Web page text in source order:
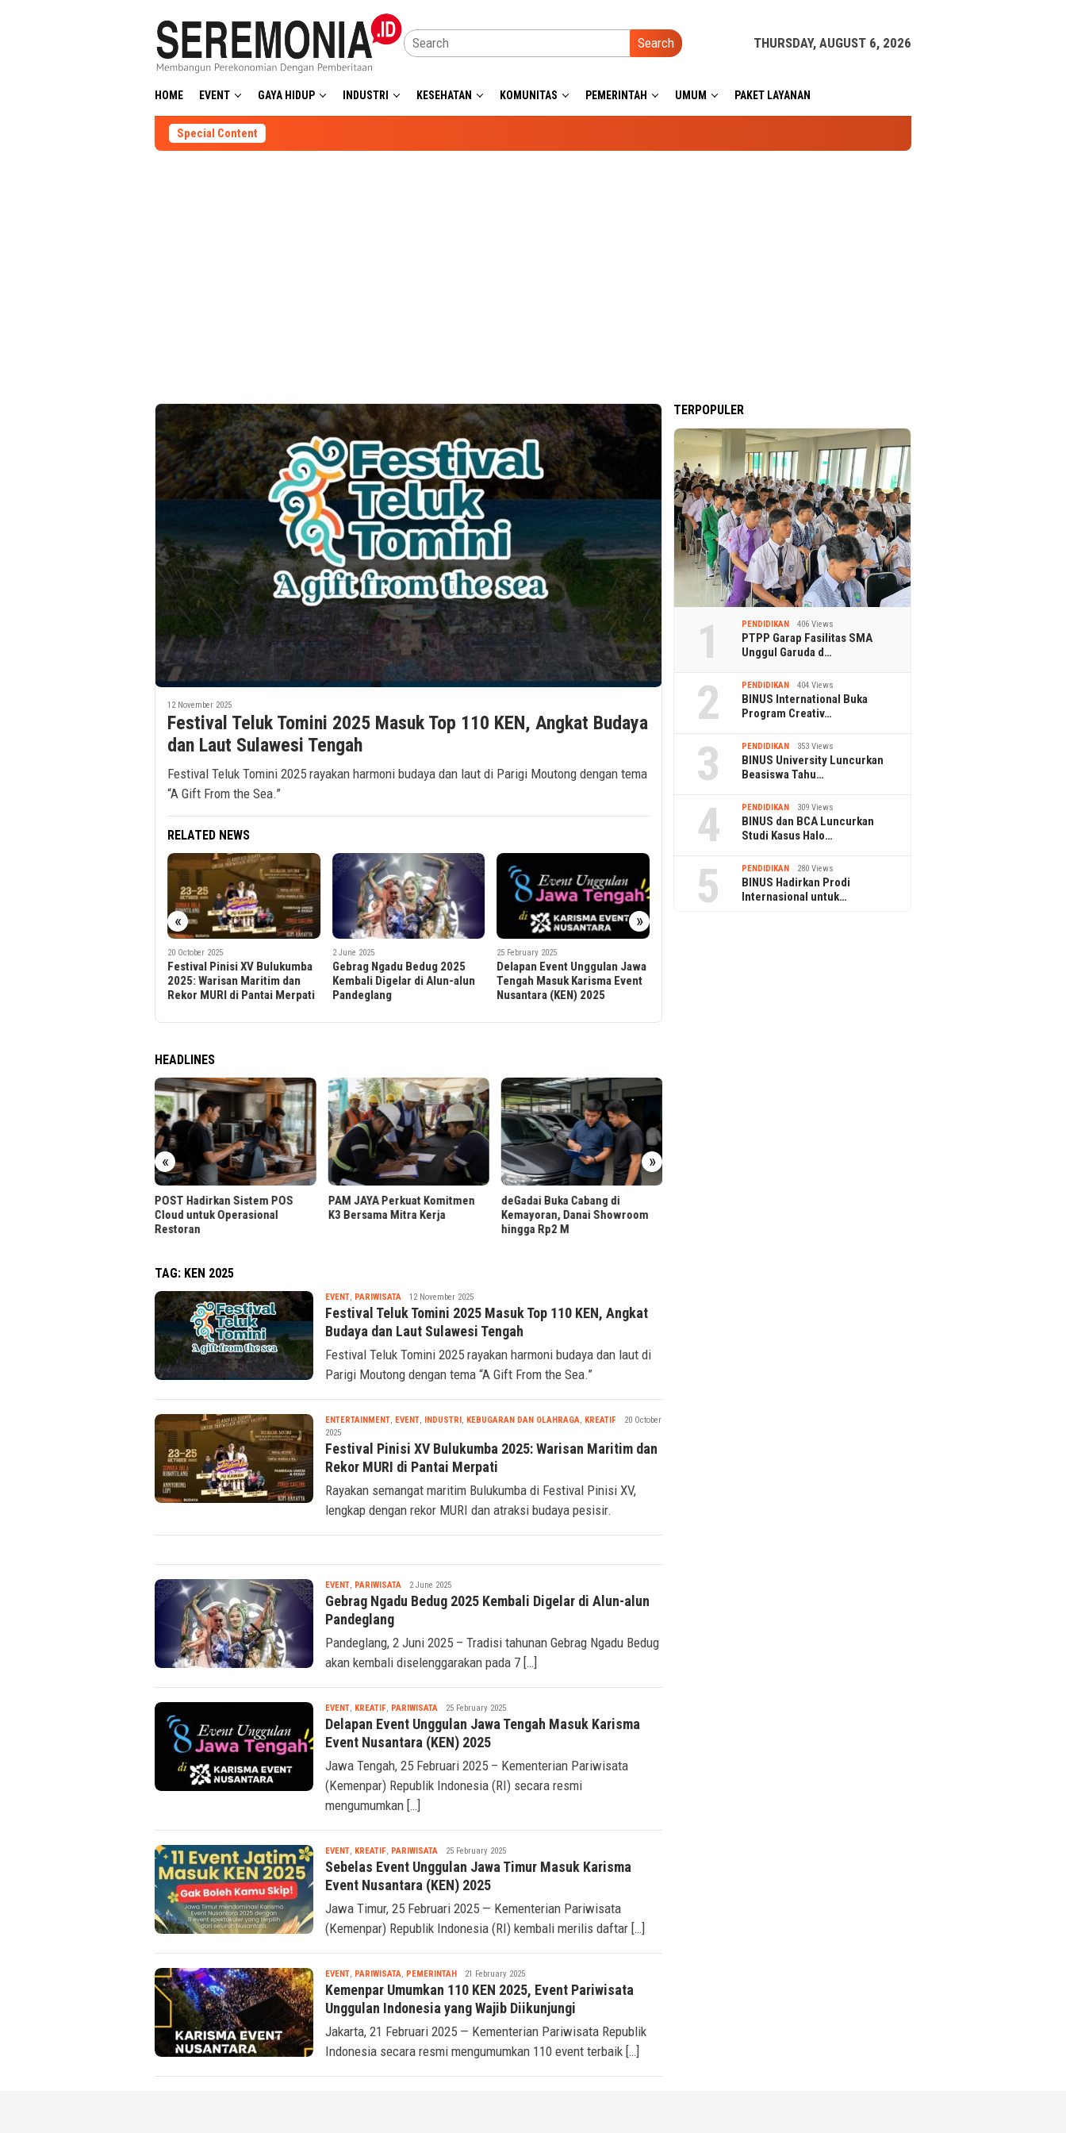
Search THURSDAY, AUGUST 6, 2026
HOME EVENT GAYA HIDUP INDUSTRI KESEHATAN KOMUNITAS PEMERINTAH UMUM PAKET LAYANAN
Special Content
12 November 2025
Festival Teluk Tomini 2025 Masuk Top 110 KEN, Angkat Budaya
dan Laut Sulawesi Tengah
Festival Teluk Tomini 2025 rayakan harmoni budaya dan laut di Parigi Moutong dengan tema
“A Gift From the Sea.”
RELATED NEWS
« »
2 June 2025
Gebrag Ngadu Bedug 2025
Kembali Digelar di Alun-alun
Pandeglang
25 February 2025
Delapan Event Unggulan Jawa
Tengah Masuk Karisma Event
Nusantara (KEN) 2025
25 February 2025
Sebelas Event Unggulan Jawa
Timur Masuk Karisma Event
Nusantara (KEN) 2025
HEADLINES
« »
PAM JAYA Perkuat Komitmen
K3 Bersama Mitra Kerja
deGadai Buka Cabang di
Kemayoran, Danai Showroom
Arus Barang Pelindo Multi
Terminal Tanjung Emas Naik
13%
TAG: KEN 2025
EVENT, PARIWISATATsaqif
Ridwan
12 November 2025
Festival Teluk Tomini 2025 Masuk Top 110 KEN, Angkat
Budaya dan Laut Sulawesi Tengah
Festival Teluk Tomini 2025 rayakan harmoni budaya dan laut di
Parigi Moutong dengan tema “A Gift From the Sea.”
ENTERTAINMENT, EVENT, INDUSTRI, KEBUGARAN DAN OLAHRAGA, KREATIFTsaqif20 October
2025
Festival Pinisi XV Bulukumba 2025: Warisan Maritim dan
Rekor MURI di Pantai Merpati
Rayakan semangat maritim Bulukumba di Festival Pinisi XV,
lengkap dengan rekor MURI dan atraksi budaya pesisir.
EVENT, PARIWISATATsaqif
Ridwan
2 June 2025
Gebrag Ngadu Bedug 2025 Kembali Digelar di Alun-alun
Pandeglang
Pandeglang, 2 Juni 2025 – Tradisi tahunan Gebrag Ngadu Bedug
akan kembali diselenggarakan pada 7 […]
EVENT, KREATIF, PARIWISATATsaqif
Ridwan
25 February 2025
Delapan Event Unggulan Jawa Tengah Masuk Karisma
Event Nusantara (KEN) 2025
Jawa Tengah, 25 Februari 2025 – Kementerian Pariwisata
(Kemenpar) Republik Indonesia (RI) secara resmi
mengumumkan […]
EVENT, KREATIF, PARIWISATATsaqif
Ridwan
25 February 2025
Sebelas Event Unggulan Jawa Timur Masuk Karisma
Event Nusantara (KEN) 2025
Jawa Timur, 25 Februari 2025 — Kementerian Pariwisata
(Kemenpar) Republik Indonesia (RI) kembali merilis daftar […]
EVENT, PARIWISATA, PEMERINTAHTsaqif
Ridwan
21 February 2025
Kemenpar Umumkan 110 KEN 2025, Event Pariwisata
Unggulan Indonesia yang Wajib Diikunjungi
Jakarta, 21 Februari 2025 — Kementerian Pariwisata Republik
Indonesia secara resmi mengumumkan 110 event terbaik […]
TERPOPULER
1 PENDIDIKAN 406 Views
PTPP Garap Fasilitas SMA
Unggul Garuda d…
2 PENDIDIKAN 404 Views
BINUS International Buka
Program Creativ…
3 PENDIDIKAN 353 Views
BINUS University Luncurkan
Beasiswa Tahu…
4 PENDIDIKAN 309 Views
BINUS dan BCA Luncurkan
Studi Kasus Halo…
5 PENDIDIKAN 280 Views
BINUS Hadirkan Prodi
Internasional untuk…